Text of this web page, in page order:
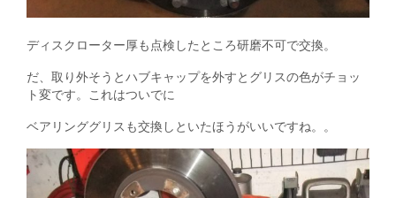
ディスクローター厚も点検したところ研磨不可で交換。
だ、取り外そうとハブキャップを外すとグリスの色がチョッ
ト変です。これはついでに
ベアリンググリスも交換しといたほうがいいですね。。